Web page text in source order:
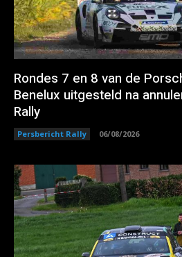
Rondes 7 en 8 van de
Benelux uitgesteld na
Rally
Persbericht Rally 06/08/2026